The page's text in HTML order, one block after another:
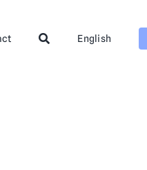
English